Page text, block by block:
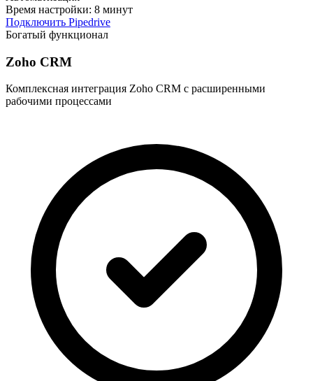
Время настройки: 8 минут
Подключить Pipedrive
Богатый функционал
Zoho CRM
Комплексная интеграция Zoho CRM с расширенными
рабочими процессами